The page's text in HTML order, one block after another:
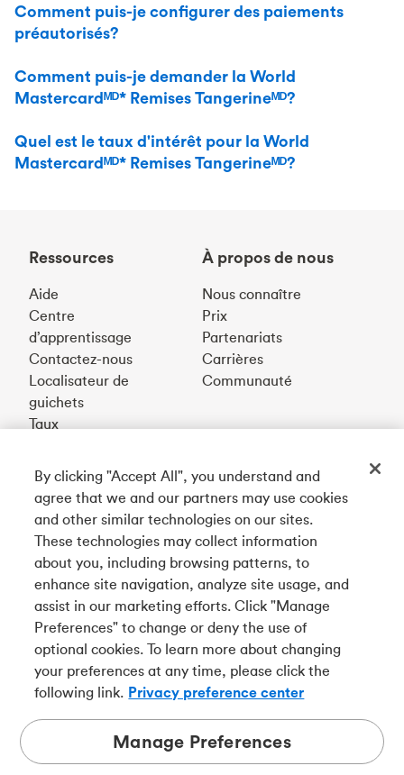
Comment puis-je configurer des paiements
préautorisés?
Comment puis-je demander la World
Mastercardᴹᴰ* Remises Tangerineᴹᴰ?
Quel est le taux d'intérêt pour la World
Mastercardᴹᴰ* Remises Tangerineᴹᴰ?
Ressources
Aide
Centre
d’apprentissage
Contactez-nous
Localisateur de
guichets
Taux
À propos de nous
Nous connaître
Prix
Partenariats
Carrières
Communauté
English
Téléchargez notre appli
Connectez-vous avec nous
Tangerine est le nom commercial de la Banque Tangerine,
une filiale en propriété exclusive de La Banque de
Nouvelle-Écosse etmembre à part entière de la SADC
By clicking "Accept All", you understand and
agree that we and our partners may use cookies
and other similar technologies on our sites.
These technologies may collect information
about you, including browsing patterns, to
enhance site navigation, analyze site usage, and
assist in our marketing efforts. Click "Manage
Preferences" to change or deny the use of
optional cookies. To learn more about changing
your preferences at any time, please click the
following link. Privacy preference center
Manage Preferences